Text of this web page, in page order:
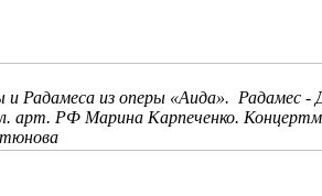
Радамеса из оперы «Аида». Радамес -
арт. РФ Марина Карпеченко.